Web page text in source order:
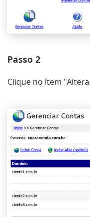
Passo 2
Clique no ítem